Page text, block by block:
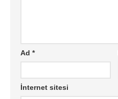
Ad *
İnternet sitesi